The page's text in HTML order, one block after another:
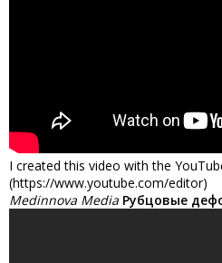
I created this video with the
(https://www.youtube.com/editor)
Medinnova Media Рубцовые